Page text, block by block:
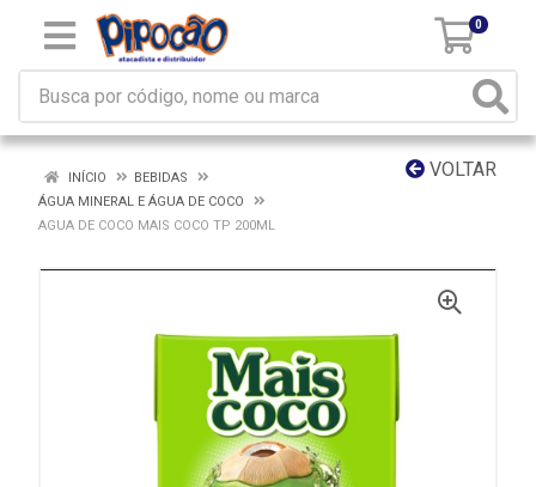
0
VOLTAR
INÍCIO
BEBIDAS
ÁGUA MINERAL E ÁGUA DE COCO
AGUA DE COCO MAIS COCO TP 200ML